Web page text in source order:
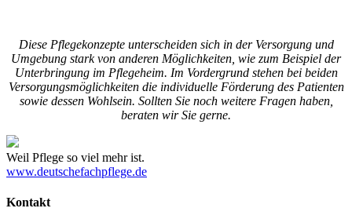
Diese Pflegekonzepte unterscheiden sich in der Versorgung und
Umgebung stark von anderen Möglichkeiten, wie zum Beispiel der
Unterbringung im Pflegeheim. Im Vordergrund stehen bei beiden
Versorgungsmöglichkeiten die individuelle Förderung des Patienten
sowie dessen Wohlsein. Sollten Sie noch weitere Fragen haben,
beraten wir Sie gerne.
Weil Pflege so viel mehr ist.
www.deutschefachpflege.de
Kontakt